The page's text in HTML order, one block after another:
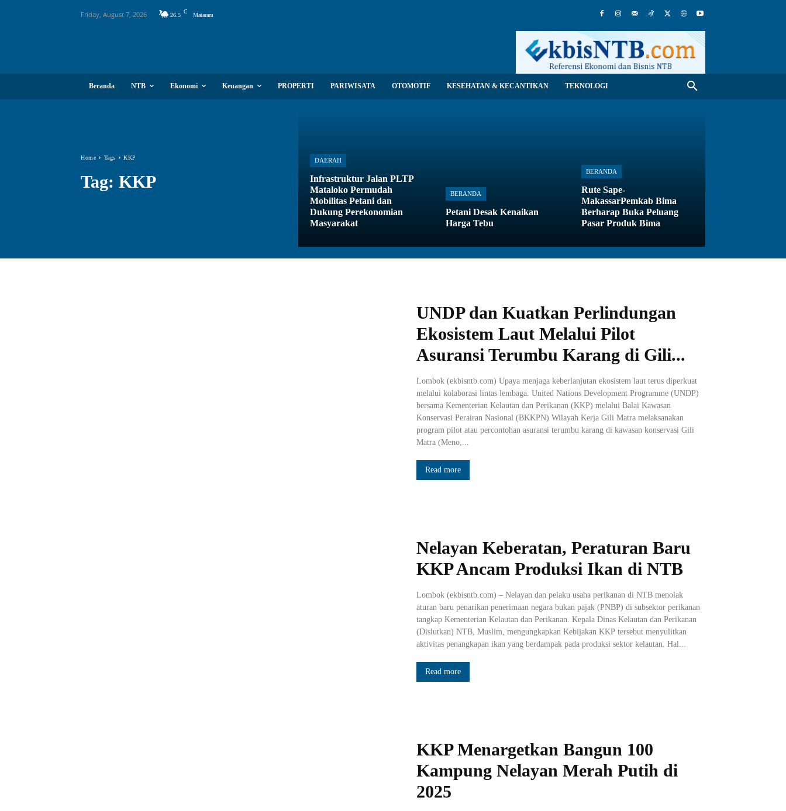
Friday, August 7, 2026 26.5
C
Mataram
Beranda NTB Ekonomi Keuangan PROPERTI PARIWISATA OTOMOTIF KESEHATAN & KECANTIKAN TEKNOLOGI
Home Tags KKP
Tag: KKP
DAERAH
Infrastruktur Jalan PLTP
Mataloko Permudah
Mobilitas Petani dan
Dukung Perekonomian
Masyarakat
BERANDA
Petani Desak Kenaikan
Harga Tebu
BERANDA
Rute Sape-
MakassarPemkab Bima
Berharap Buka Peluang
Pasar Produk Bima
UNDP dan Kuatkan Perlindungan
Ekosistem Laut Melalui Pilot
Asuransi Terumbu Karang di Gili...
Lombok (ekbisntb.com) Upaya menjaga keberlanjutan ekosistem laut terus diperkuat
melalui kolaborasi lintas lembaga. United Nations Development Programme (UNDP)
bersama Kementerian Kelautan dan Perikanan (KKP) melalui Balai Kawasan
Konservasi Perairan Nasional (BKKPN) Wilayah Kerja Gili Matra melaksanakan
program pilot atau percontohan asuransi terumbu karang di kawasan konservasi Gili
Matra (Meno,...
Read more
Nelayan Keberatan, Peraturan Baru
KKP Ancam Produksi Ikan di NTB
Lombok (ekbisntb.com) – Nelayan dan pelaku usaha perikanan di NTB menolak
aturan baru penarikan penerimaan negara bukan pajak (PNBP) di subsektor perikanan
tangkap Kementerian Kelautan dan Perikanan. Kepala Dinas Kelautan dan Perikanan
(Dislutkan) NTB, Muslim, mengungkapkan Kebijakan KKP tersebut menyulitkan
aktivitas penangkapan ikan yang berdampak pada produksi sektor kelautan. Hal...
Read more
KKP Menargetkan Bangun 100
Kampung Nelayan Merah Putih di
2025